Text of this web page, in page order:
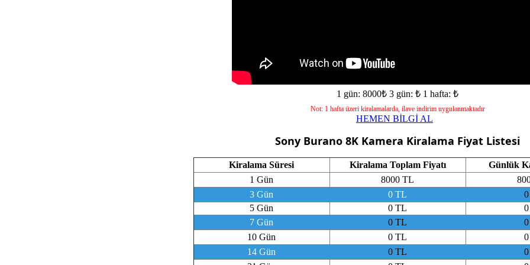
1 gün: 8000₺ 3 gün: ₺ 1 hafta: ₺
Not: 1 hafta üzeri kiralamalarda, ilave indirim uygulanmaktadır
HEMEN BİLGİ AL
Sony Burano 8K Kamera Kiralama Fiyat Listesi
Kiralama Süresi Kiralama Toplam Fiyatı
Günlük
1 Gün
8000 TL
3 Gün
0 TL
5 Gün
0 TL
7 Gün
0 TL
10 Gün
0 TL
14 Gün
0 TL